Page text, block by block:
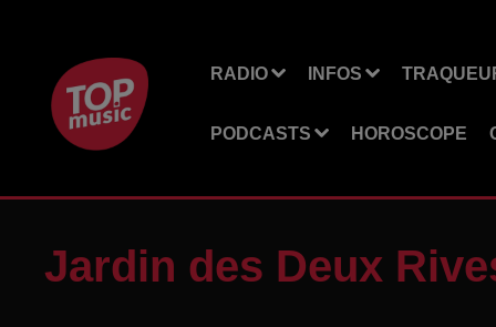
RADIO INFOS
PODCASTS HOROSCOPE
Jardin des Deux